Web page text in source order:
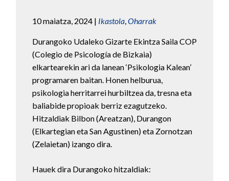
10 maiatza, 2024 | Ikastola,Oharrak
Durangoko Udaleko Gizarte Ekintza Saila COP
(Colegio de Psicología de Bizkaia)
elkartearekin ari da lanean ‘Psikologia Kalean’
programaren baitan. Honen helburua,
psikologia herritarrei hurbiltzea da, tresna eta
baliabide propioak berriz ezagutzeko.
Hitzaldiak Bilbon (Areatzan), Durangon
(Elkartegian eta San Agustinen) eta Zornotzan
(Zelaietan) izango dira.
Hauek dira Durangoko hitzaldiak: